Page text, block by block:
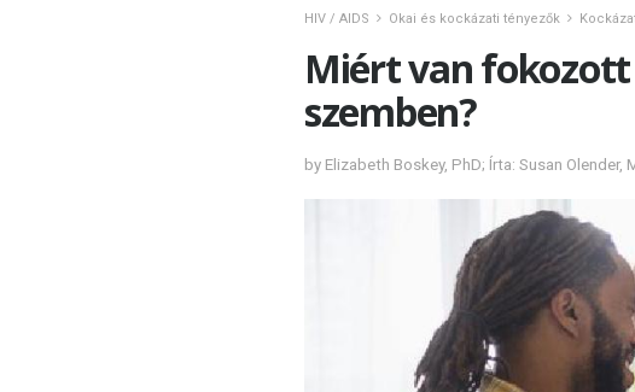
HIV / AIDS Okai és kockázati tényezők
Miért van
szemben?
by Elizabeth Boskey, PhD; Írta: Susan Olender,